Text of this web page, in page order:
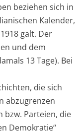
beziehen sich in
Kalender,
galt. Der
und dem
13 Tage). Bei
die sich
abzugrenzen
bzw. Parteien, die
Demokratie“